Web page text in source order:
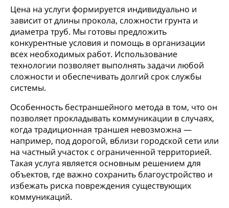
Цена на услуги формируется индивидуально и
зависит от длины прокола, сложности грунта и
диаметра труб. Мы готовы предложить
конкурентные условия и помощь в организации
всех необходимых работ. Использование
технологии позволяет выполнять задачи любой
сложности и обеспечивать долгий срок службы
системы.
Особенность бестраншейного метода в том, что он
позволяет прокладывать коммуникации в случаях,
когда традиционная траншея невозможна —
например, под дорогой, вблизи городской сети или
на частный участок с ограниченной территорией.
Такая услуга является основным решением для
объектов, где важно сохранить благоустройство и
избежать риска повреждения существующих
коммуникаций.